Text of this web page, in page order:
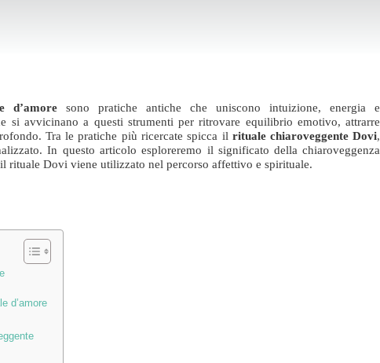
d’amoresono pratiche antiche che uniscono intuizione, energia e
si avvicinano a questi strumenti per ritrovare equilibrio emotivo, attrarre
Tra le pratiche più ricercate spicca il rituale chiaroveggente Dovi,
In questo articolo esploreremo il significato della chiaroveggenza
rituale Dovi viene utilizzato nel percorso affettivo e spirituale.
d’amore